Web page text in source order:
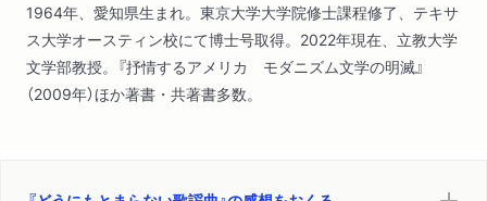
1964年、愛知県生まれ。東京大学大学院修士課程修了、テキサ
ス大学オースティン校にて博士号取得。2022年現在、立教大学
文学部教授。『抒情するアメリカ モダニズム文学の明滅』
（2009年）ほか著書・共著書多数。